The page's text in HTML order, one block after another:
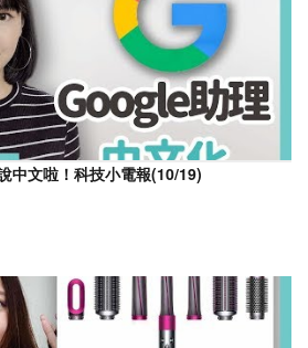
文啦！科技小電報(10/19)